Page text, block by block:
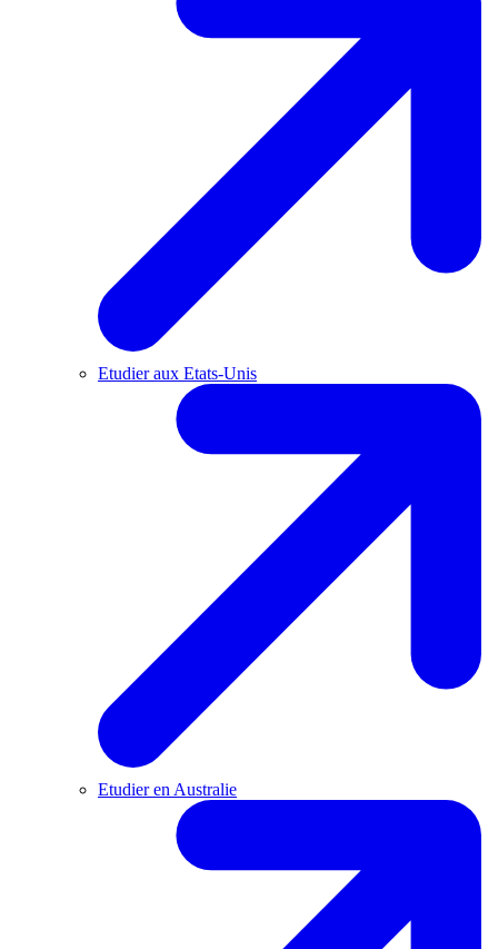
Etudier aux Etats-Unis
Etudier en Australie